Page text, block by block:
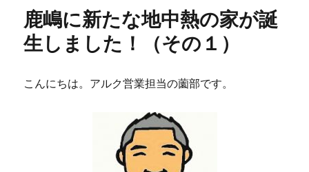
鹿嶋に新たな地中熱の家が誕
生しました！（その１）
こんにちは。アルク営業担当の薗部です。